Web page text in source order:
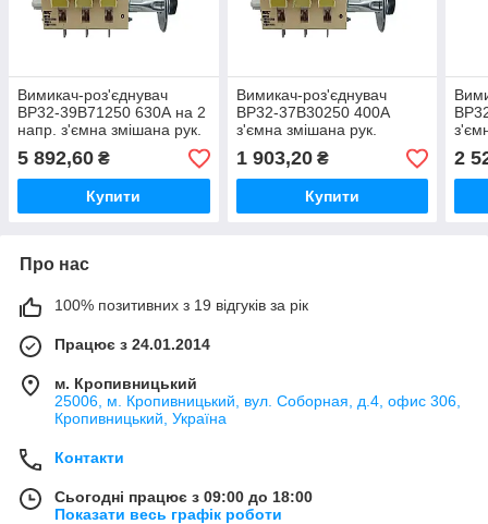
Вимикач-роз'єднувач
ВР32-39B71250 630А на 2
напр. з'ємна змішана рук.
права-ліва
5 892,60 ₴
Купити
Вимикач-роз'єднувач
ВР32-37В30250 400А
з'ємна змішана рук.
права-ліва без
дугогасильної камери
1 903,20₴
Купити
рук.
2
Про нас
100% позитивних з 19 відгуків за рік
Працює з 24.01.2014
м. Кропивницький
25006, м. Кропивницький, вул. Соборная, д.4, офис 306,
Кропивницький, Україна
Контакти
Сьогодні працює з 09:00 до 18:00
Показати весь графік роботи